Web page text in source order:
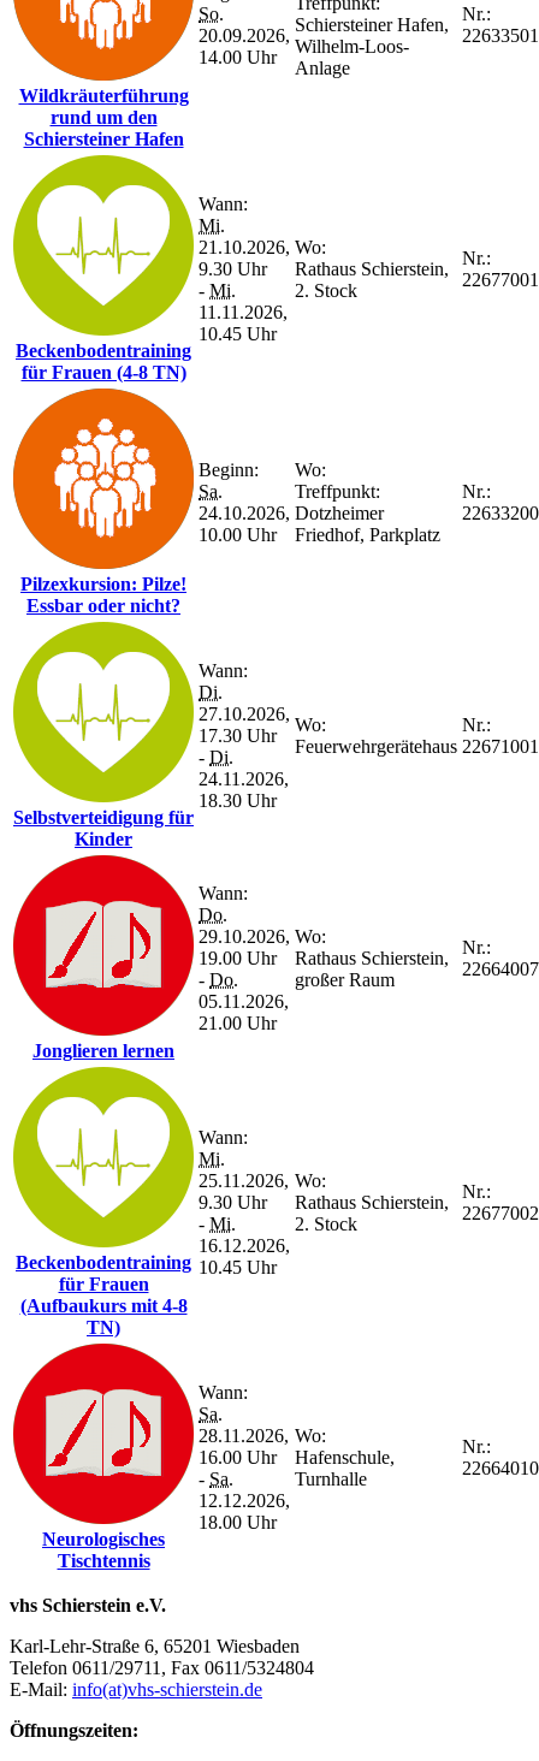
Wildkräuterführung
rund um den
Schiersteiner Hafen
So.
20.09.2026,
14.00 Uhr
Schiersteiner Hafen,
Wilhelm-Loos-
Anlage
Nr.:
22633501
Beckenbodentraining
für Frauen (4-8 TN)
Wann:
Mi.
21.10.2026,
9.30 Uhr
- Mi.
11.11.2026,
10.45 Uhr
Wo:
Rathaus Schierstein,
2. Stock
Nr.:
22677001
Pilzexkursion: Pilze!
Essbar oder nicht?
Beginn:
Sa.
24.10.2026,
10.00 Uhr
Wo:
Treffpunkt:
Dotzheimer
Friedhof, Parkplatz
Nr.:
22633200
Selbstverteidigung für
Kinder
Wann:
Di.
27.10.2026,
17.30 Uhr
- Di.
24.11.2026,
18.30 Uhr
Wo:
Feuerwehrgerätehaus
Nr.:
22671001
Jonglieren lernen
Wann:
Do.
29.10.2026,
19.00 Uhr
- Do.
05.11.2026,
21.00 Uhr
Wo:
Rathaus Schierstein,
großer Raum
Nr.:
22664007
Beckenbodentraining
für Frauen
(Aufbaukurs mit 4-8
TN)
Wann:
Mi.
25.11.2026,
9.30 Uhr
- Mi.
16.12.2026,
10.45 Uhr
Wo:
Rathaus Schierstein,
2. Stock
Nr.:
22677002
Neurologisches
Tischtennis
Wann:
Sa.
28.11.2026,
16.00 Uhr
- Sa.
12.12.2026,
18.00 Uhr
Wo:
Hafenschule,
Turnhalle
Nr.:
22664010
vhs Schierstein e.V.
Karl-Lehr-Straße 6, 65201 Wiesbaden
Telefon 0611/29711, Fax 0611/5324804
E-Mail: info(at)vhs-schierstein.de
Öffnungszeiten: